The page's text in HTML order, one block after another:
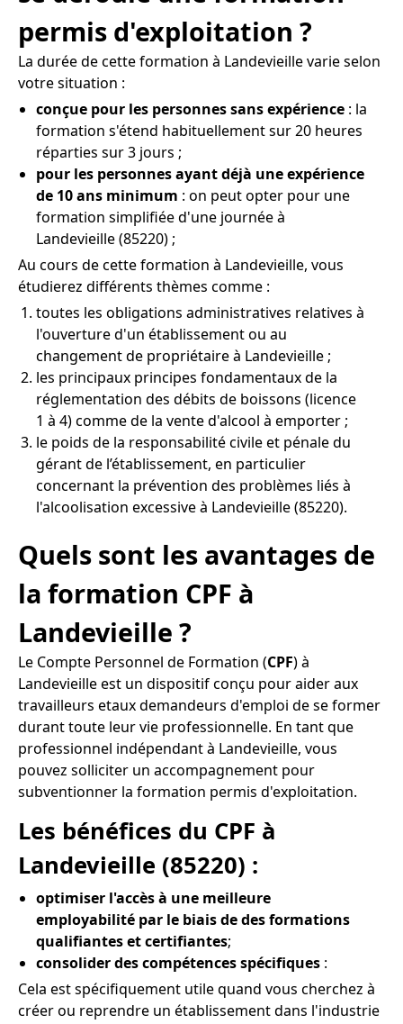
permis d'exploitation ?
La durée de cette formation à Landevieille varie selon
votre situation :
conçue pour les personnes sans expérience : la
formation s'étend habituellement sur 20 heures
réparties sur 3 jours ;
pour les personnes ayant déjà une expérience
de 10 ans minimum : on peut opter pour une
formation simplifiée d'une journée à
Landevieille (85220) ;
Au cours de cette formation à Landevieille, vous
étudierez différents thèmes comme :
toutes les obligations administratives relatives à
l'ouverture d'un établissement ou au
changement de propriétaire à Landevieille ;
les principaux principes fondamentaux de la
réglementation des débits de boissons (licence
1 à 4) comme de la vente d'alcool à emporter ;
le poids de la responsabilité civile et pénale du
gérant de l’établissement, en particulier
concernant la prévention des problèmes liés à
l'alcoolisation excessive à Landevieille (85220).
Quels sont les avantages de
la formation CPF à
Landevieille ?
Le Compte Personnel de Formation (CPF) à
Landevieille est un dispositif conçu pour aider aux
travailleurs etaux demandeurs d'emploi de se former
durant toute leur vie professionnelle. En tant que
professionnel indépendant à Landevieille, vous
pouvez solliciter un accompagnement pour
subventionner la formation permis d'exploitation.
Les bénéfices du CPF à
Landevieille (85220) :
optimiser l'accès à une meilleure
employabilité par le biais de des formations
qualifiantes et certifiantes;
consolider des compétences spécifiques :
Cela est spécifiquement utile quand vous cherchez à
créer ou reprendre un établissement dans l'industrie